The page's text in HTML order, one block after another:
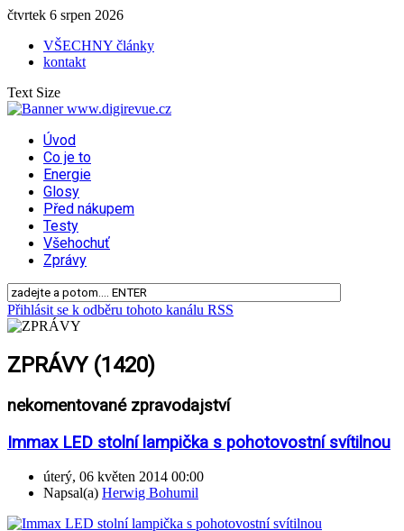
čtvrtek 6 srpen 2026
VŠECHNY články
kontakt
Text Size
Úvod
Co je to
Energie
Glosy
Před nákupem
Testy
Všehochuť
Zprávy
Přihlásit se k odběru tohoto kanálu RSS
ZPRÁVY (1420)
nekomentované zpravodajství
Immax LED stolní lampička s pohotovostní svítilnou
úterý, 06 květen 2014 00:00
Napsal(a) Herwig Bohumil